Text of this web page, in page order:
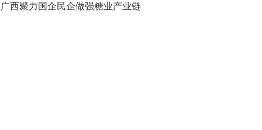
广西聚力国企民企做强糖业产业链